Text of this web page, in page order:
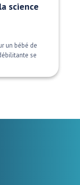
science
un bébé de
se